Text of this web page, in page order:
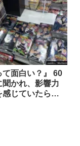
て面白い？』 60
聞かれ、影響力
感じていたら…